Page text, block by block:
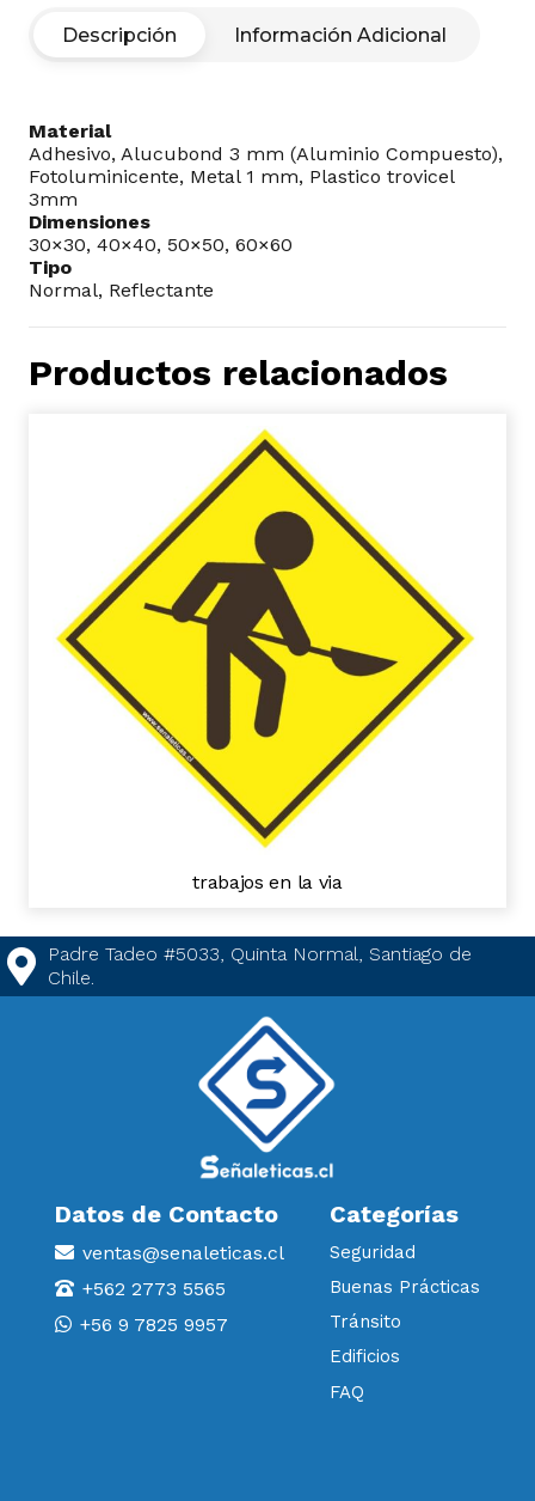
Descripción Información Adicional
Material
Adhesivo, Alucubond 3 mm (Aluminio Compuesto),
Fotoluminicente, Metal 1 mm, Plastico trovicel
3mm
Dimensiones
30×30, 40×40, 50×50, 60×60
Tipo
Normal, Reflectante
Productos relacionados
trabajos en la via
Padre Tadeo #5033, Quinta Normal, Santiago de
Chile.
Datos de Contacto
ventas@senaleticas.cl
+562 2773 5565
+56 9 7825 9957
Categorías
Seguridad
Buenas Prácticas
Tránsito
Edificios
FAQ